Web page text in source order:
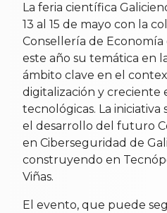
La feria científica
13 al 15 de mayo con la
Consellería de
este año su temática en
ámbito clave en el
digitalización y creciente
tecnológicas. La iniciativa
el desarrollo del futuro
en Ciberseguridad de
construyendo en
Viñas.
El evento, que puede